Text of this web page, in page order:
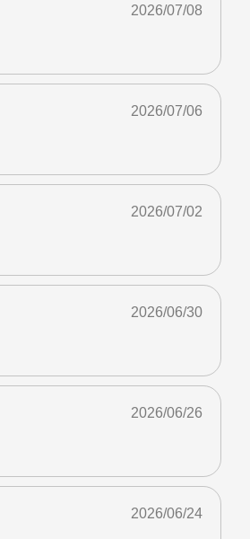
2026/07/08
2026/07/06
2026/07/02
2026/06/30
2026/06/26
2026/06/24